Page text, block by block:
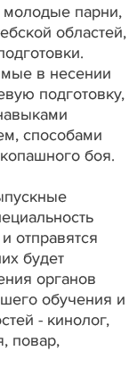
молодые парни,
областей,
в несении
подготовку,
способами
боя.
отправятся
будет
органов
обучения и
- кинолог,
повар,